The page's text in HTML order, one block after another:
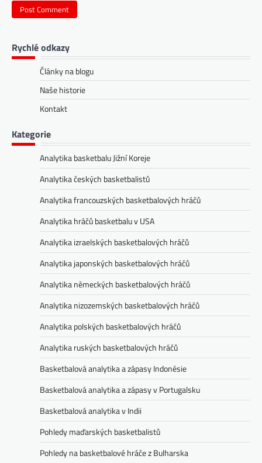
Rychlé odkazy
Články na blogu
Naše historie
Kontakt
Kategorie
Analytika basketbalu Jižní Koreje
Analytika českých basketbalistů
Analytika francouzských basketbalových hráčů
Analytika hráčů basketbalu v USA
Analytika izraelských basketbalových hráčů
Analytika japonských basketbalových hráčů
Analytika německých basketbalových hráčů
Analytika nizozemských basketbalových hráčů
Analytika polských basketbalových hráčů
Analytika ruských basketbalových hráčů
Basketbalová analytika a zápasy Indonésie
Basketbalová analytika a zápasy v Portugalsku
Basketbalová analytika v Indii
Pohledy maďarských basketbalistů
Pohledy na basketbalové hráče z Bulharska